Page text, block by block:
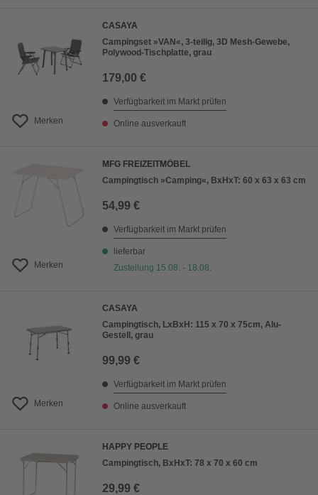
Merken
CASAYA
Campingset »VAN«, 3-teilig, 3D Mesh-Gewebe,
Polywood-Tischplatte, grau
179,00 €
Verfügbarkeit im Markt prüfen
Online ausverkauft
Merken
MFG FREIZEITMÖBEL
Campingtisch »Camping«, BxHxT: 60 x 63 x 63 cm
54,99 €
Verfügbarkeit im Markt prüfen
lieferbar
Zustellung 15.08. - 18.08.
Merken
CASAYA
Campingtisch, LxBxH: 115 x 70 x 75cm, Alu-
Gestell, grau
99,99 €
Verfügbarkeit im Markt prüfen
Online ausverkauft
HAPPY PEOPLE
Campingtisch, BxHxT: 78 x 70 x 60 cm
29,99 €